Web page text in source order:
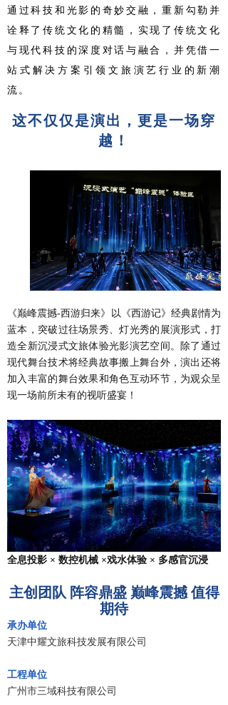
通过科技和光影的奇妙交融 ，重新勾勒并
诠释了传统文化的精髓
，实现了传统文化
与现代科技的深度对话与融合，并凭借一
站式解决方案引领文旅演艺行业的新潮
流。
这不仅仅是演出，更是一场穿
越！
《巅峰震撼-西游归来》以《西游记》经典剧情为
蓝本，突破过往场景秀、灯光秀的展演形式，打
造全新沉浸式文旅体验光影演艺空间。除了通过
现代舞台技术将经典故事搬上舞台外，演出还将
加入丰富的舞台效果和角色互动环节，为观众呈
现一场前所未有的视听盛宴！
全息投影 × 数控机械 ×戏水体验 × 多感官沉浸
主创团队 阵容鼎盛 巅峰震撼 值得
期待
承办单位
天津中耀文旅科技发展有限公司
工程单位
广州市三域科技有限公司